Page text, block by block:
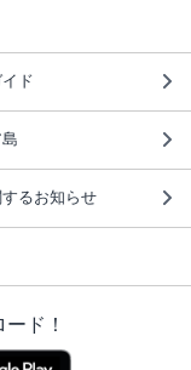
ド
るお知らせ
ド！